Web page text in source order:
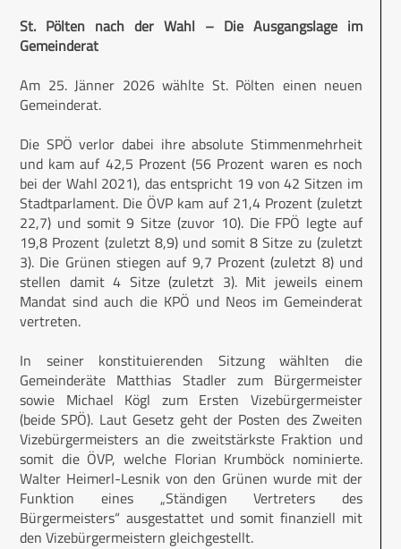
St. Pölten nach der Wahl – Die Ausgangslage im
Gemeinderat
Am 25. Jänner 2026 wählte St. Pölten einen neuen
Gemeinderat.
Die SPÖ verlor dabei ihre absolute Stimmenmehrheit
und kam auf 42,5 Prozent (56 Prozent waren es noch
bei der Wahl 2021), das entspricht 19 von 42 Sitzen im
Stadtparlament. Die ÖVP kam auf 21,4 Prozent (zuletzt
22,7) und somit 9 Sitze (zuvor 10). Die FPÖ legte auf
19,8 Prozent (zuletzt 8,9) und somit 8 Sitze zu (zuletzt
3). Die Grünen stiegen auf 9,7 Prozent (zuletzt 8) und
stellen damit 4 Sitze (zuletzt 3). Mit jeweils einem
Mandat sind auch die KPÖ und Neos im Gemeinderat
vertreten.
In seiner konstituierenden Sitzung wählten die
Gemeinderäte Matthias Stadler zum Bürgermeister
sowie Michael Kögl zum Ers­ten Vizebürgermeister
(beide SPÖ). Laut Gesetz geht der Posten des Zweiten
Vizebürgermeisters an die zweitstärkste Fraktion und
somit die ÖVP, welche Florian Krumböck nominierte.
Walter Heimerl-Lesnik von den Grünen wurde mit der
Funktion eines „Ständigen Vertreters des
Bürgermeisters“ ausgestattet und somit finanziell mit
den Vizebürgermeistern gleichgestellt.